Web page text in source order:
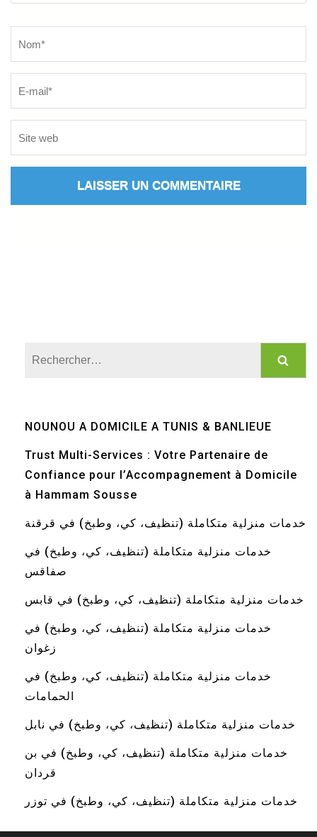
NOUNOU A DOMICILE A TUNIS & BANLIEUE
Trust Multi-Services : Votre Partenaire de
Confiance pour l’Accompagnement à Domicile
à Hammam Sousse
خدمات منزلية متكاملة (تنظيف، كي، وطبخ) في قرقنة
خدمات منزلية متكاملة (تنظيف، كي، وطبخ) في
صفاقس
خدمات منزلية متكاملة (تنظيف، كي، وطبخ) في قابس
خدمات منزلية متكاملة (تنظيف، كي، وطبخ) في
زغوان
خدمات منزلية متكاملة (تنظيف، كي، وطبخ) في
الحمامات
خدمات منزلية متكاملة (تنظيف، كي، وطبخ) في نابل
خدمات منزلية متكاملة (تنظيف، كي، وطبخ) في بن
قردان
خدمات منزلية متكاملة (تنظيف، كي، وطبخ) في توزر